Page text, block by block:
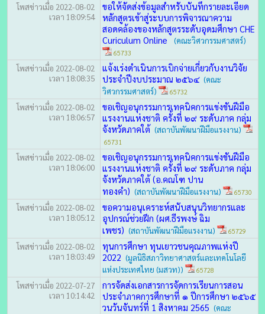
โพสข่าวเมื่อ 2022-08-02
เวลา 18:09:54
ขอให้จัดส่งข้อมูลสำหรับบันทึกรายละเอียด
หลักสูตรเข้าสู่ระบบการพิจารณาความ
สอดคล้องของหลักสูตรระดับอุดมศึกษา CHE
Curiculum Online
(คณะวิศวกรรมศาสตร์)
65733
โพสข่าวเมื่อ 2022-08-02
เวลา 18:08:35
แจ้งเร่งดำเนินการเบิกจ่ายเกี่ยวกับงานวิจัย
ประจำปีงบประมาณ ๒๕๖๔ (คณะ
วิศวกรรมศาสตร์)
65732
โพสข่าวเมื่อ 2022-08-02
เวลา 18:06:57
ขอเชิญอนุกรรมการเทคนิคการแข่งขันฝีมือ
แรงงานแห่งชาติ ครั้งที่ ๒๙ ระดับภาค กลุ่ม
จังหวัดภาคใต้ (สถาบันพัฒนาฝีมือแรงงาน)
65731
โพสข่าวเมื่อ 2022-08-02
เวลา 18:06:00
ขอเชิญอนุกรรมการเทคนิคการแข่งขันฝีมือ
แรงงานแห่งชาติ ครั้งที่ ๒๙ ระดับภาค กลุ่ม
จังหวัดภาคใต้ (อ.คณโฑ ปาน
ทองคำ) (สถาบันพัฒนาฝีมือแรงงาน) 65730
โพสข่าวเมื่อ 2022-08-02
เวลา 18:05:12
ขอความอนุเคราะห์สนับสนุนวิทยากรและ
อุปกรณ์ช่วยฝึก (ผศ.ธีรพงษ์ ฉิม
เพชร) (สถาบันพัฒนาฝีมือแรงงาน) 65729
โพสข่าวเมื่อ 2022-08-02
เวลา 18:03:49
ทุนการศึกษา ทุนเยาวชนคุณภาพแห่งปี
2022 (มูลนิธิสภาวิทยาศาสตร์และเทคโนโลยี
แห่งประเทศไทย (มสวท))
65728
โพสข่าวเมื่อ 2022-07-27
เวลา 10:14:42
การจัดส่งเอกสารการจัดการเรียนการสอน
ประจำภาคการศึกษาที่ ๑ ปีการศึกษา ๒๕๖๕
วนวันจันทร์ที่ 1 สิงหาคม 2565 (คณะ